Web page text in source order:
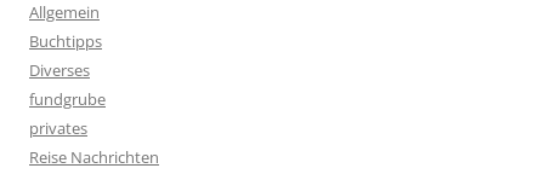
Allgemein
Buchtipps
Diverses
fundgrube
privates
Reise Nachrichten